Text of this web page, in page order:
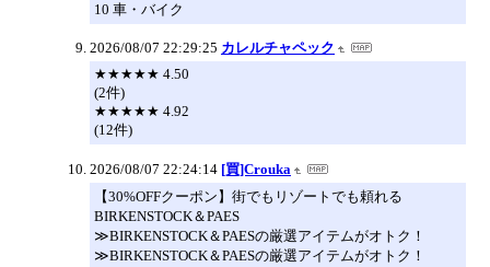
10 車・バイク
2026/08/07 22:29:25 カレルチャペック
★★★★★ 4.50
(2件)
★★★★★ 4.92
(12件)
2026/08/07 22:24:14 [買]Crouka
【30%OFFクーポン】街でもリゾートでも頼れる
BIRKENSTOCK＆PAES
≫BIRKENSTOCK＆PAESの厳選アイテムがオトク！
≫BIRKENSTOCK＆PAESの厳選アイテムがオトク！